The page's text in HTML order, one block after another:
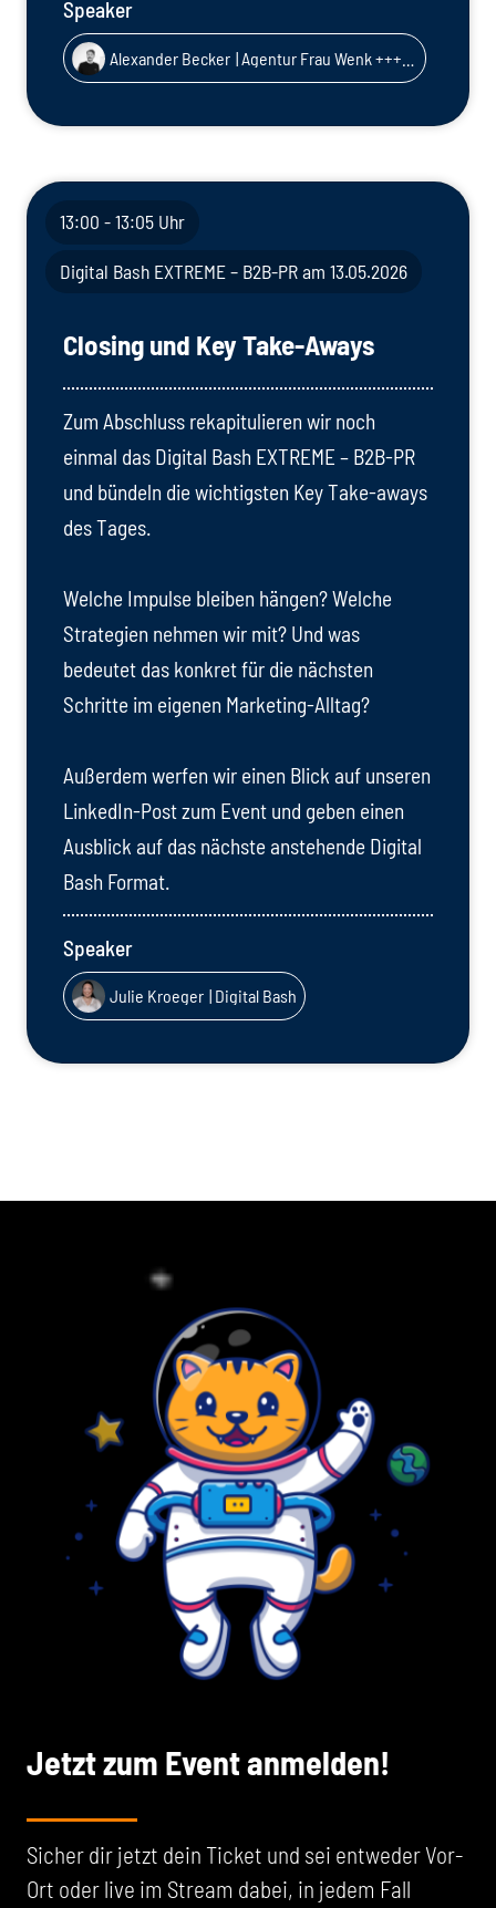
Speaker
Alexander Becker | Agentur Frau Wenk +++ GmbH
13:00 - 13:05 Uhr
Digital Bash EXTREME – B2B-PR am 13.05.2026
Closing und Key Take-Aways
Zum Abschluss rekapitulieren wir noch
einmal das Digital Bash EXTREME – B2B-PR
und bündeln die wichtigsten Key Take-aways
des Tages.
Welche Impulse bleiben hängen? Welche
Strategien nehmen wir mit? Und was
bedeutet das konkret für die nächsten
Schritte im eigenen Marketing-Alltag?
Außerdem werfen wir einen Blick auf unseren
LinkedIn-Post zum Event und geben einen
Ausblick auf das nächste anstehende Digital
Bash Format.
Speaker
Julie Kroeger | Digital Bash
Jetzt zum Event anmelden!
Sicher dir jetzt dein Ticket und sei entweder Vor-
Ort oder live im Stream dabei, in jedem Fall